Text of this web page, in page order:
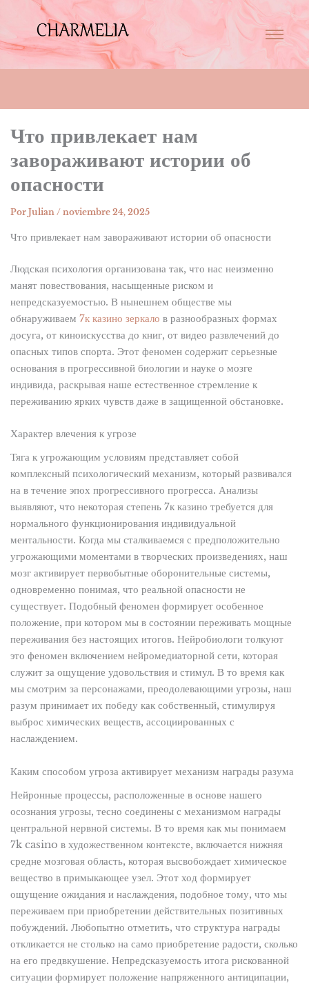
Что привлекает нам
завораживают истории об
опасности
Por Julian / noviembre 24, 2025
Что привлекает нам завораживают истории об опасности
Людская психология организована так, что нас неизменно
манят повествования, насыщенные риском и
непредсказуемостью. В нынешнем обществе мы
обнаруживаем 7к казино зеркало в разнообразных формах
досуга, от киноискусства до книг, от видео развлечений до
опасных типов спорта. Этот феномен содержит серьезные
основания в прогрессивной биологии и науке о мозге
индивида, раскрывая наше естественное стремление к
переживанию ярких чувств даже в защищенной обстановке.
Характер влечения к угрозе
Тяга к угрожающим условиям представляет собой
комплексный психологический механизм, который развивался
на в течение эпох прогрессивного прогресса. Анализы
выявляют, что некоторая степень 7к казино требуется для
нормального функционирования индивидуальной
ментальности. Когда мы сталкиваемся с предположительно
угрожающими моментами в творческих произведениях, наш
мозг активирует первобытные оборонительные системы,
одновременно понимая, что реальной опасности не
существует. Подобный феномен формирует особенное
положение, при котором мы в состоянии переживать мощные
переживания без настоящих итогов. Нейробиологи толкуют
это феномен включением нейромедиаторной сети, которая
служит за ощущение удовольствия и стимул. В то время как
мы смотрим за персонажами, преодолевающими угрозы, наш
разум принимает их победу как собственный, стимулируя
выброс химических веществ, ассоциированных с
наслаждением.
Каким способом угроза активирует механизм награды разума
Нейронные процессы, расположенные в основе нашего
осознания угрозы, тесно соединены с механизмом награды
центральной нервной системы. В то время как мы понимаем
7k casino в художественном контексте, включается нижняя
средне мозговая область, которая высвобождает химическое
вещество в примыкающее узел. Этот ход формирует
ощущение ожидания и наслаждения, подобное тому, что мы
переживаем при приобретении действительных позитивных
побуждений. Любопытно отметить, что структура награды
откликается не столько на само приобретение радости, сколько
на его предвкушение. Непредсказуемость итога рискованной
ситуации формирует положение напряженного антиципации,